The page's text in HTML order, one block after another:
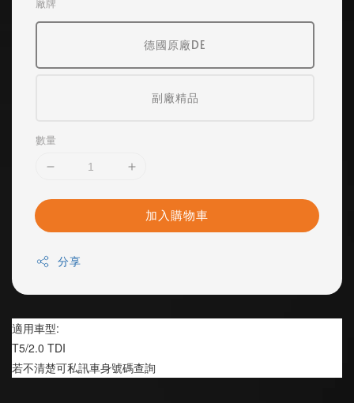
廠牌
德國原廠DE
副廠精品
數量
加入購物車
分享
適用車型:
T5/2.0 TDI
若不清楚可私訊車身號碼查詢